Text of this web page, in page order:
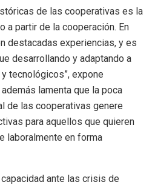
de las cooperativas es la
a partir de la cooperación. En
destacadas experiencias, y es
desarrollando y adaptando a
tecnológicos”, expone
lamenta que la poca
de las cooperativas genere
para aquellos que quieren
laboralmente en forma
ante las crisis de